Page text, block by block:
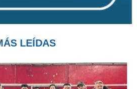
LEÍDAS